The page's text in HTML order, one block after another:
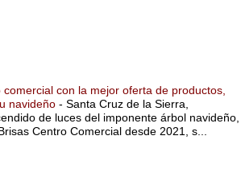
con la mejor oferta de productos,
navideño - Santa Cruz de la Sierra,
de luces del imponente árbol navideño,
Centro Comercial desde 2021, s...